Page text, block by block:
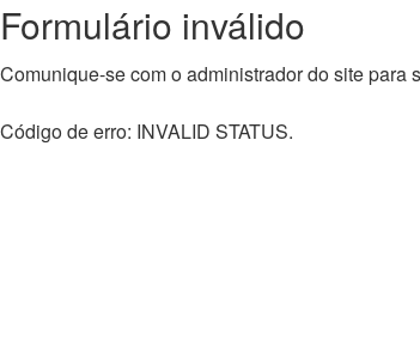
Formulário inválido
Comunique-se com o administrador do site para
Código de erro: INVALID STATUS.